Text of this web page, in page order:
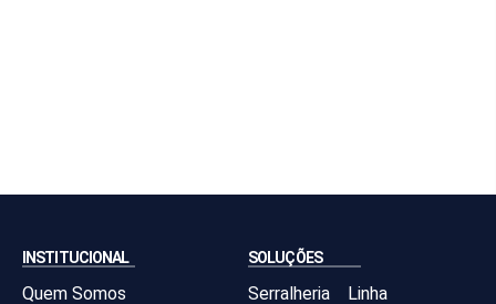
INSTITUCIONAL
Quem Somos
SOLUÇÕES
Serralheria
Linha